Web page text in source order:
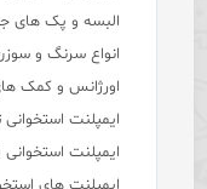
البسه و پک های
انواع سرنگ و
اورژانس و کمک
ایمپلنت استخوانی
ایمپلنت
ایمپلنت های